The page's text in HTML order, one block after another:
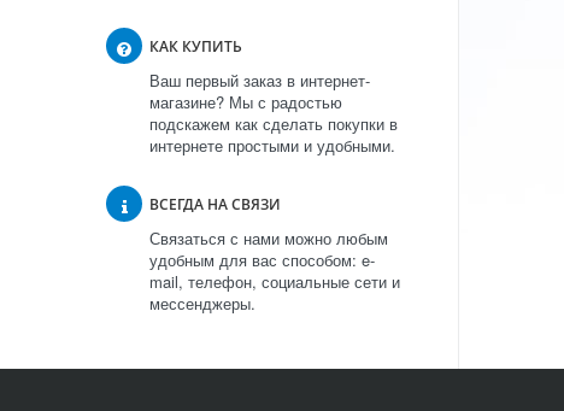
КАК КУПИТЬ
Ваш первый заказ в интернет-
магазине? Мы с радостью
подскажем как сделать покупки в
интернете простыми и удобными.
ВСЕГДА НА СВЯЗИ
Связаться с нами можно любым
удобным для вас способом: e-
mail, телефон, социальные сети и
мессенджеры.